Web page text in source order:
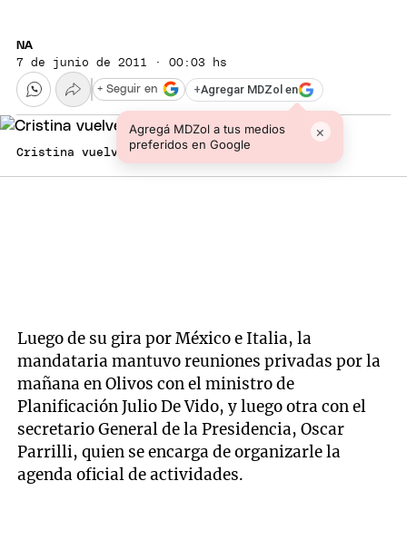
NA
7 de junio de 2011 · 00:03 hs
+Agregar MDZol en
Agregá MDZol a tus medios
preferidos en Google
×
+ Seguir en
Cristina vuelve a la actividad pública.
Luego de su gira por México e Italia, la
mandataria mantuvo reuniones privadas por la
mañana en Olivos con el ministro de
Planificación Julio De Vido, y luego otra con el
secretario General de la Presidencia, Oscar
Parrilli, quien se encarga de organizarle la
agenda oficial de actividades.